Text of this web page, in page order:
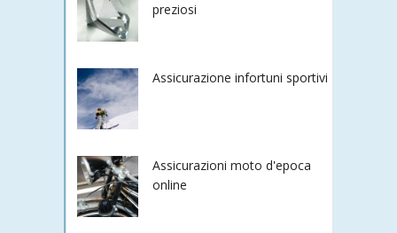
preziosi
Assicurazione infortuni sportivi
Assicurazioni moto d'epoca
online